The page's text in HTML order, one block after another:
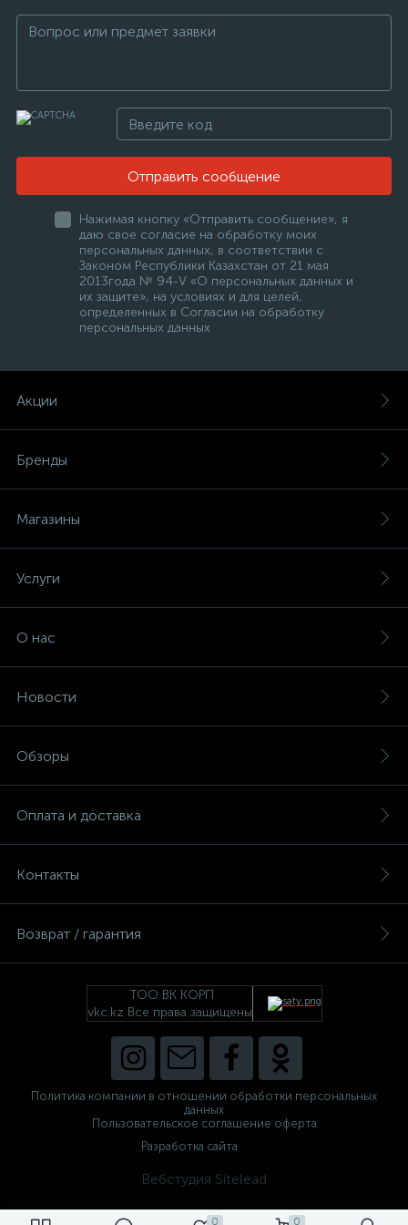
0 0
Отправить сообщение
Нажимая кнопку «Отправить сообщение», я
даю свое согласие на обработку моих
персональных данных, в соответствии с
Законом Республики Казахстан от 21 мая
2013года № 94-V «О персональных данных и
их защите», на условиях и для целей,
определенных в Согласии на обработку
персональных данных
Акции
Бренды
Магазины
Услуги
О нас
Новости
Обзоры
Оплата и доставка
Контакты
Возврат / гарантия
ТОО ВК КОРП
vkc.kz Все права защищены
Политика компании в отношении обработки персональных
данных
Пользовательское соглашение оферта
Разработка сайта
Вебстудия Sitelead